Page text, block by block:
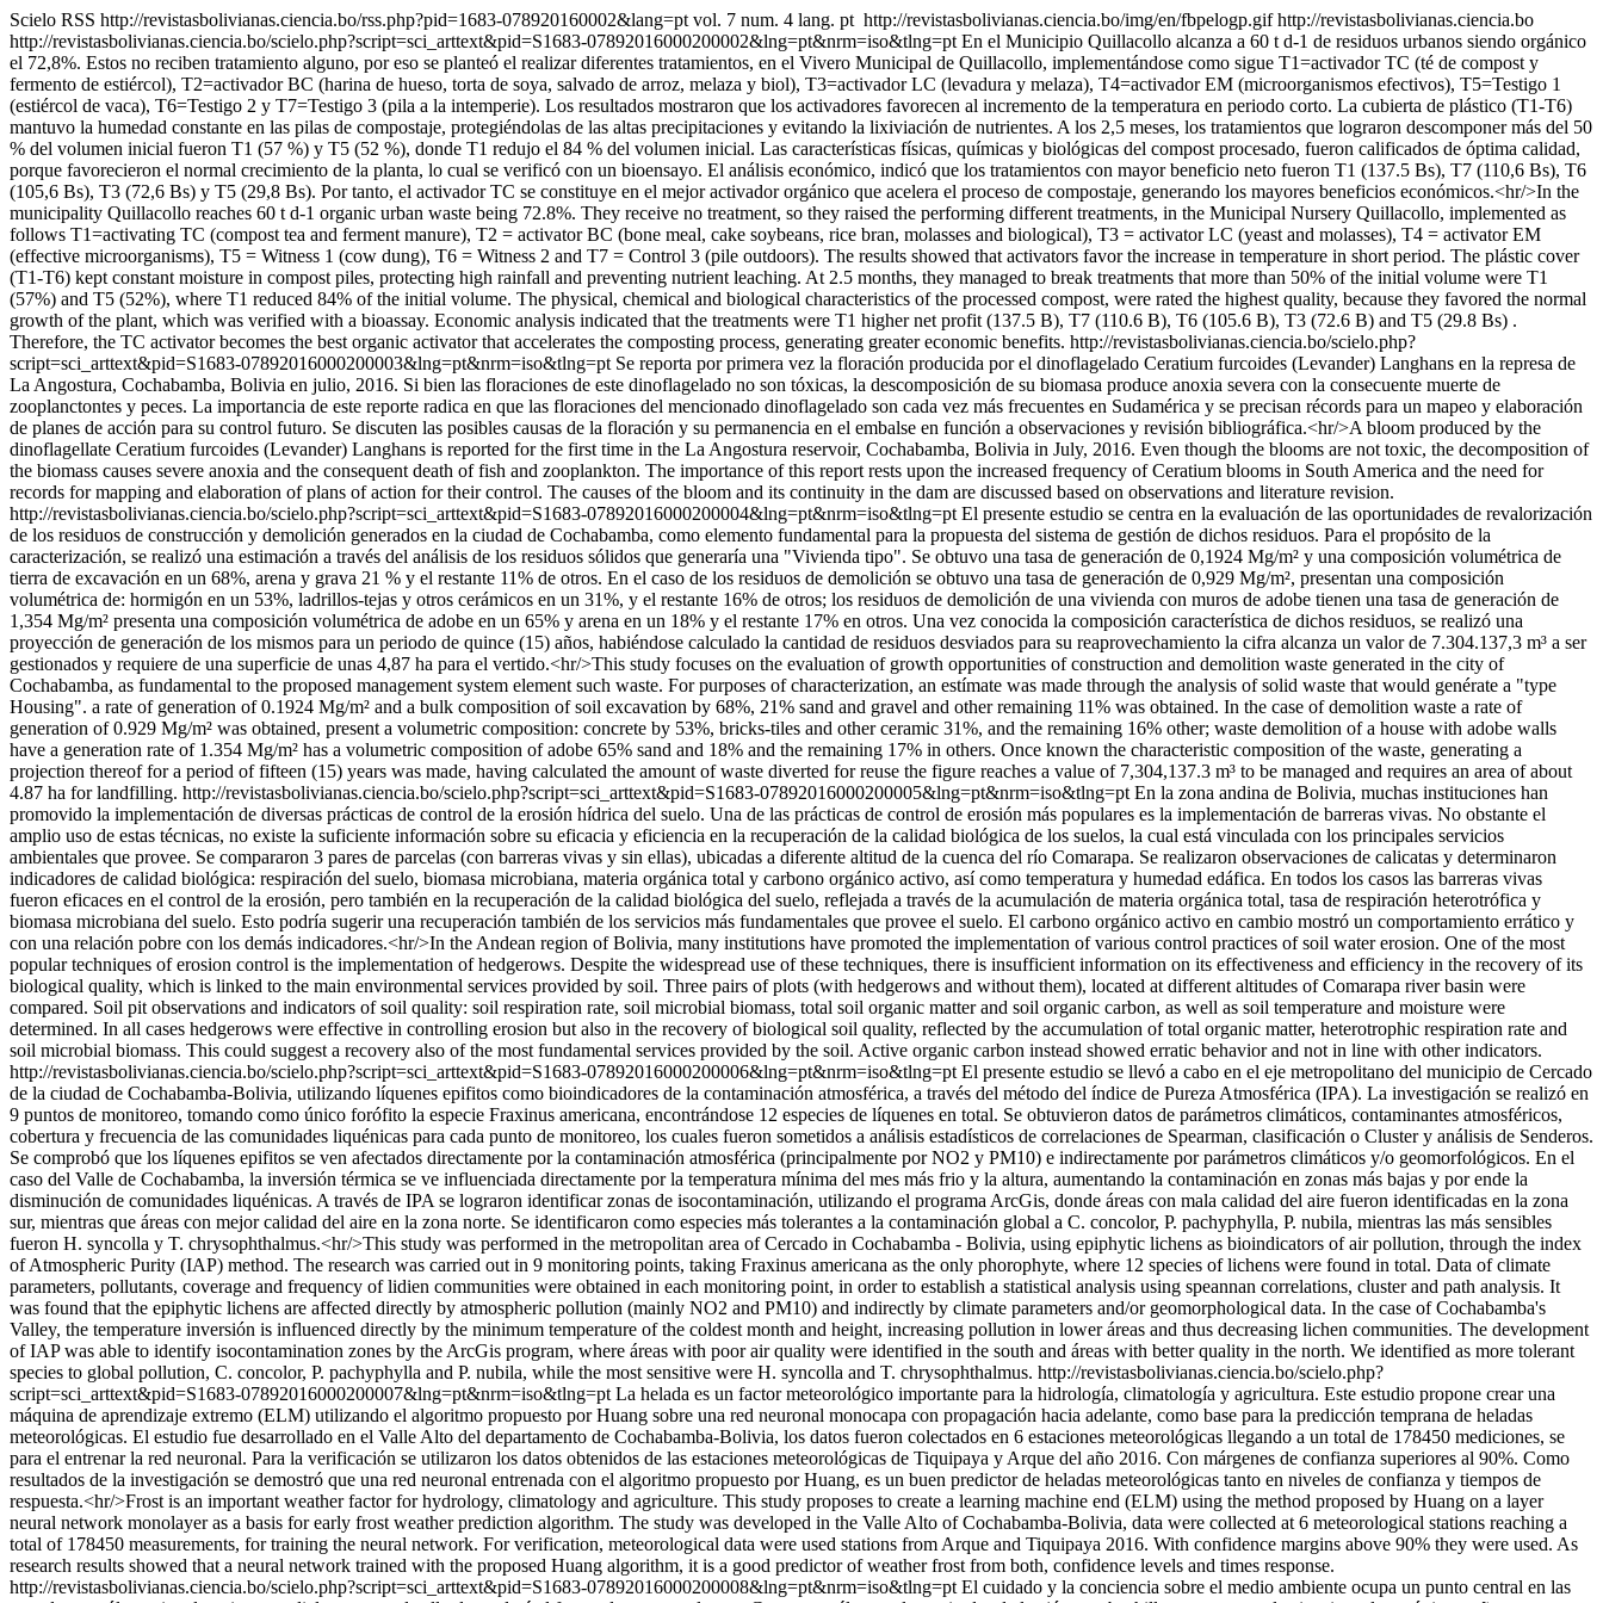
Scielo RSS http://revistasbolivianas.ciencia.bo/rss.php?pid=1683-078920160002&lang=pt vol. 7 num. 4 lang. pt http://revistasbolivianas.ciencia.bo/img/en/fbpelogp.gif http://revistasbolivianas.ciencia.bo
http://revistasbolivianas.ciencia.bo/scielo.php?script=sci_arttext&pid=S1683-07892016000200002&lng=pt&nrm=iso&tlng=pt En el Municipio Quillacollo alcanza a 60 t d-1 de residuos urbanos siendo orgánico
el 72,8%. Estos no reciben tratamiento alguno, por eso se planteó el realizar diferentes tratamientos, en el Vivero Municipal de Quillacollo, implementándose como sigue T1=activador TC (té de compost y
fermento de estiércol), T2=activador BC (harina de hueso, torta de soya, salvado de arroz, melaza y biol), T3=activador LC (levadura y melaza), T4=activador EM (microorganismos efectivos), T5=Testigo 1
(estiércol de vaca), T6=Testigo 2 y T7=Testigo 3 (pila a la intemperie). Los resultados mostraron que los activadores favorecen al incremento de la temperatura en periodo corto. La cubierta de plástico (T1-T6)
mantuvo la humedad constante en las pilas de compostaje, protegiéndolas de las altas precipitaciones y evitando la lixiviación de nutrientes. A los 2,5 meses, los tratamientos que lograron descomponer más del 50
% del volumen inicial fueron T1 (57 %) y T5 (52 %), donde T1 redujo el 84 % del volumen inicial. Las características físicas, químicas y biológicas del compost procesado, fueron calificados de óptima calidad,
porque favorecieron el normal crecimiento de la planta, lo cual se verificó con un bioensayo. El análisis económico, indicó que los tratamientos con mayor beneficio neto fueron T1 (137.5 Bs), T7 (110,6 Bs), T6
(105,6 Bs), T3 (72,6 Bs) y T5 (29,8 Bs). Por tanto, el activador TC se constituye en el mejor activador orgánico que acelera el proceso de compostaje, generando los mayores beneficios económicos.<hr/>In the
municipality Quillacollo reaches 60 t d-1 organic urban waste being 72.8%. They receive no treatment, so they raised the performing different treatments, in the Municipal Nursery Quillacollo, implemented as
follows T1=activating TC (compost tea and ferment manure), T2 = activator BC (bone meal, cake soybeans, rice bran, molasses and biological), T3 = activator LC (yeast and molasses), T4 = activator EM
(effective microorganisms), T5 = Witness 1 (cow dung), T6 = Witness 2 and T7 = Control 3 (pile outdoors). The results showed that activators favor the increase in temperature in short period. The plástic cover
(T1-T6) kept constant moisture in compost piles, protecting high rainfall and preventing nutrient leaching. At 2.5 months, they managed to break treatments that more than 50% of the initial volume were T1
(57%) and T5 (52%), where T1 reduced 84% of the initial volume. The physical, chemical and biological characteristics of the processed compost, were rated the highest quality, because they favored the normal
growth of the plant, which was verified with a bioassay. Economic analysis indicated that the treatments were T1 higher net profit (137.5 B), T7 (110.6 B), T6 (105.6 B), T3 (72.6 B) and T5 (29.8 Bs) .
Therefore, the TC activator becomes the best organic activator that accelerates the composting process, generating greater economic benefits. http://revistasbolivianas.ciencia.bo/scielo.php?
script=sci_arttext&pid=S1683-07892016000200003&lng=pt&nrm=iso&tlng=pt Se reporta por primera vez la floración producida por el dinoflagelado Ceratium furcoides (Levander) Langhans en la represa de
La Angostura, Cochabamba, Bolivia en julio, 2016. Si bien las floraciones de este dinoflagelado no son tóxicas, la descomposición de su biomasa produce anoxia severa con la consecuente muerte de
zooplanctontes y peces. La importancia de este reporte radica en que las floraciones del mencionado dinoflagelado son cada vez más frecuentes en Sudamérica y se precisan récords para un mapeo y elaboración
de planes de acción para su control futuro. Se discuten las posibles causas de la floración y su permanencia en el embalse en función a observaciones y revisión bibliográfica.<hr/>A bloom produced by the
dinoflagellate Ceratium furcoides (Levander) Langhans is reported for the first time in the La Angostura reservoir, Cochabamba, Bolivia in July, 2016. Even though the blooms are not toxic, the decomposition of
the biomass causes severe anoxia and the consequent death of fish and zooplankton. The importance of this report rests upon the increased frequency of Ceratium blooms in South America and the need for
records for mapping and elaboration of plans of action for their control. The causes of the bloom and its continuity in the dam are discussed based on observations and literature revision.
http://revistasbolivianas.ciencia.bo/scielo.php?script=sci_arttext&pid=S1683-07892016000200004&lng=pt&nrm=iso&tlng=pt El presente estudio se centra en la evaluación de las oportunidades de revalorización
de los residuos de construcción y demolición generados en la ciudad de Cochabamba, como elemento fundamental para la propuesta del sistema de gestión de dichos residuos. Para el propósito de la
caracterización, se realizó una estimación a través del análisis de los residuos sólidos que generaría una "Vivienda tipo". Se obtuvo una tasa de generación de 0,1924 Mg/m² y una composición volumétrica de
tierra de excavación en un 68%, arena y grava 21 % y el restante 11% de otros. En el caso de los residuos de demolición se obtuvo una tasa de generación de 0,929 Mg/m², presentan una composición
volumétrica de: hormigón en un 53%, ladrillos-tejas y otros cerámicos en un 31%, y el restante 16% de otros; los residuos de demolición de una vivienda con muros de adobe tienen una tasa de generación de
1,354 Mg/m² presenta una composición volumétrica de adobe en un 65% y arena en un 18% y el restante 17% en otros. Una vez conocida la composición característica de dichos residuos, se realizó una
proyección de generación de los mismos para un periodo de quince (15) años, habiéndose calculado la cantidad de residuos desviados para su reaprovechamiento la cifra alcanza un valor de 7.304.137,3 m³ a ser
gestionados y requiere de una superficie de unas 4,87 ha para el vertido.<hr/>This study focuses on the evaluation of growth opportunities of construction and demolition waste generated in the city of
Cochabamba, as fundamental to the proposed management system element such waste. For purposes of characterization, an estímate was made through the analysis of solid waste that would genérate a "type
Housing". a rate of generation of 0.1924 Mg/m² and a bulk composition of soil excavation by 68%, 21% sand and gravel and other remaining 11% was obtained. In the case of demolition waste a rate of
generation of 0.929 Mg/m² was obtained, present a volumetric composition: concrete by 53%, bricks-tiles and other ceramic 31%, and the remaining 16% other; waste demolition of a house with adobe walls
have a generation rate of 1.354 Mg/m² has a volumetric composition of adobe 65% sand and 18% and the remaining 17% in others. Once known the characteristic composition of the waste, generating a
projection thereof for a period of fifteen (15) years was made, having calculated the amount of waste diverted for reuse the figure reaches a value of 7,304,137.3 m³ to be managed and requires an area of about
4.87 ha for landfilling. http://revistasbolivianas.ciencia.bo/scielo.php?script=sci_arttext&pid=S1683-07892016000200005&lng=pt&nrm=iso&tlng=pt En la zona andina de Bolivia, muchas instituciones han
promovido la implementación de diversas prácticas de control de la erosión hídrica del suelo. Una de las prácticas de control de erosión más populares es la implementación de barreras vivas. No obstante el
amplio uso de estas técnicas, no existe la suficiente información sobre su eficacia y eficiencia en la recuperación de la calidad biológica de los suelos, la cual está vinculada con los principales servicios
ambientales que provee. Se compararon 3 pares de parcelas (con barreras vivas y sin ellas), ubicadas a diferente altitud de la cuenca del río Comarapa. Se realizaron observaciones de calicatas y determinaron
indicadores de calidad biológica: respiración del suelo, biomasa microbiana, materia orgánica total y carbono orgánico activo, así como temperatura y humedad edáfica. En todos los casos las barreras vivas
fueron eficaces en el control de la erosión, pero también en la recuperación de la calidad biológica del suelo, reflejada a través de la acumulación de materia orgánica total, tasa de respiración heterotrófica y
biomasa microbiana del suelo. Esto podría sugerir una recuperación también de los servicios más fundamentales que provee el suelo. El carbono orgánico activo en cambio mostró un comportamiento errático y
con una relación pobre con los demás indicadores.<hr/>In the Andean region of Bolivia, many institutions have promoted the implementation of various control practices of soil water erosion. One of the most
popular techniques of erosion control is the implementation of hedgerows. Despite the widespread use of these techniques, there is insufficient information on its effectiveness and efficiency in the recovery of its
biological quality, which is linked to the main environmental services provided by soil. Three pairs of plots (with hedgerows and without them), located at different altitudes of Comarapa river basin were
compared. Soil pit observations and indicators of soil quality: soil respiration rate, soil microbial biomass, total soil organic matter and soil organic carbon, as well as soil temperature and moisture were
determined. In all cases hedgerows were effective in controlling erosion but also in the recovery of biological soil quality, reflected by the accumulation of total organic matter, heterotrophic respiration rate and
soil microbial biomass. This could suggest a recovery also of the most fundamental services provided by the soil. Active organic carbon instead showed erratic behavior and not in line with other indicators.
http://revistasbolivianas.ciencia.bo/scielo.php?script=sci_arttext&pid=S1683-07892016000200006&lng=pt&nrm=iso&tlng=pt El presente estudio se llevó a cabo en el eje metropolitano del municipio de Cercado
de la ciudad de Cochabamba-Bolivia, utilizando líquenes epifitos como bioindicadores de la contaminación atmosférica, a través del método del índice de Pureza Atmosférica (IPA). La investigación se realizó en
9 puntos de monitoreo, tomando como único forófito la especie Fraxinus americana, encontrándose 12 especies de líquenes en total. Se obtuvieron datos de parámetros climáticos, contaminantes atmosféricos,
cobertura y frecuencia de las comunidades liquénicas para cada punto de monitoreo, los cuales fueron sometidos a análisis estadísticos de correlaciones de Spearman, clasificación o Cluster y análisis de Senderos.
Se comprobó que los líquenes epifitos se ven afectados directamente por la contaminación atmosférica (principalmente por NO2 y PM10) e indirectamente por parámetros climáticos y/o geomorfológicos. En el
caso del Valle de Cochabamba, la inversión térmica se ve influenciada directamente por la temperatura mínima del mes más frio y la altura, aumentando la contaminación en zonas más bajas y por ende la
disminución de comunidades liquénicas. A través de IPA se lograron identificar zonas de isocontaminación, utilizando el programa ArcGis, donde áreas con mala calidad del aire fueron identificadas en la zona
sur, mientras que áreas con mejor calidad del aire en la zona norte. Se identificaron como especies más tolerantes a la contaminación global a C. concolor, P. pachyphylla, P. nubila, mientras las más sensibles
fueron H. syncolla y T. chrysophthalmus.<hr/>This study was performed in the metropolitan area of Cercado in Cochabamba - Bolivia, using epiphytic lichens as bioindicators of air pollution, through the index
of Atmospheric Purity (IAP) method. The research was carried out in 9 monitoring points, taking Fraxinus americana as the only phorophyte, where 12 species of lichens were found in total. Data of climate
parameters, pollutants, coverage and frequency of lidien communities were obtained in each monitoring point, in order to establish a statistical analysis using speannan correlations, cluster and path analysis. It
was found that the epiphytic lichens are affected directly by atmospheric pollution (mainly NO2 and PM10) and indirectly by climate parameters and/or geomorphological data. In the case of Cochabamba's
Valley, the temperature inversión is influenced directly by the minimum temperature of the coldest month and height, increasing pollution in lower áreas and thus decreasing lichen communities. The development
of IAP was able to identify isocontamination zones by the ArcGis program, where áreas with poor air quality were identified in the south and áreas with better quality in the north. We identified as more tolerant
species to global pollution, C. concolor, P. pachyphylla and P. nubila, while the most sensitive were H. syncolla and T. chrysophthalmus. http://revistasbolivianas.ciencia.bo/scielo.php?
script=sci_arttext&pid=S1683-07892016000200007&lng=pt&nrm=iso&tlng=pt La helada es un factor meteorológico importante para la hidrología, climatología y agricultura. Este estudio propone crear una
máquina de aprendizaje extremo (ELM) utilizando el algoritmo propuesto por Huang sobre una red neuronal monocapa con propagación hacia adelante, como base para la predicción temprana de heladas
meteorológicas. El estudio fue desarrollado en el Valle Alto del departamento de Cochabamba-Bolivia, los datos fueron colectados en 6 estaciones meteorológicas llegando a un total de 178450 mediciones, se
para el entrenar la red neuronal. Para la verificación se utilizaron los datos obtenidos de las estaciones meteorológicas de Tiquipaya y Arque del año 2016. Con márgenes de confianza superiores al 90%. Como
resultados de la investigación se demostró que una red neuronal entrenada con el algoritmo propuesto por Huang, es un buen predictor de heladas meteorológicas tanto en niveles de confianza y tiempos de
respuesta.<hr/>Frost is an important weather factor for hydrology, climatology and agriculture. This study proposes to create a learning machine end (ELM) using the method proposed by Huang on a layer
neural network monolayer as a basis for early frost weather prediction algorithm. The study was developed in the Valle Alto of Cochabamba-Bolivia, data were collected at 6 meteorological stations reaching a
total of 178450 measurements, for training the neural network. For verification, meteorological data were used stations from Arque and Tiquipaya 2016. With confidence margins above 90% they were used. As
research results showed that a neural network trained with the proposed Huang algorithm, it is a good predictor of weather frost from both, confidence levels and times response.
http://revistasbolivianas.ciencia.bo/scielo.php?script=sci_arttext&pid=S1683-07892016000200008&lng=pt&nrm=iso&tlng=pt El cuidado y la conciencia sobre el medio ambiente ocupa un punto central en las